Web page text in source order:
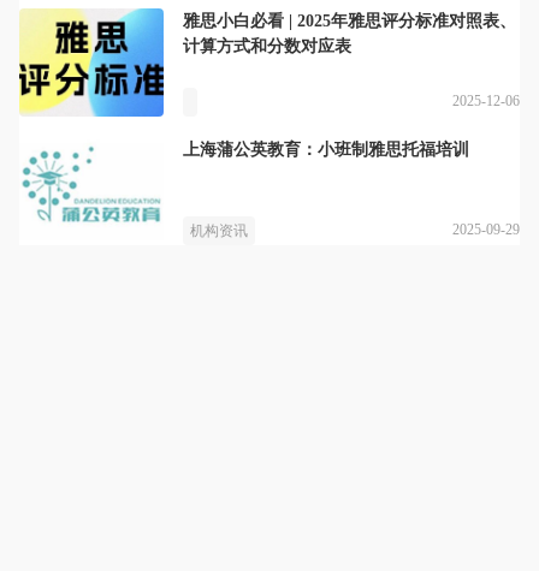
雅思小白必看 | 2025年雅思评分标准对照表、
计算方式和分数对应表
2025-12-06
上海蒲公英教育：小班制雅思托福培训
机构资讯 2025-09-29